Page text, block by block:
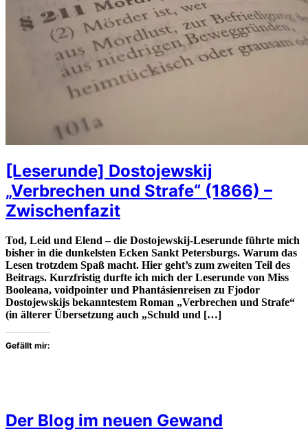
[Leserunde] Dostojewskij
„Verbrechen und Strafe“ (1866) –
Zwischenfazit
Tod, Leid und Elend – die Dostojewskij-Leserunde führte mich
bisher in die dunkelsten Ecken Sankt Petersburgs. Warum das
Lesen trotzdem Spaß macht. Hier geht’s zum zweiten Teil des
Beitrags. Kurzfristig durfte ich mich der Leserunde von Miss
Booleana, voidpointer und Phantásienreisen zu Fjodor
Dostojewskijs bekanntestem Roman „Verbrechen und Strafe“
(in älterer Übersetzung auch „Schuld und […]
Gefällt mir:
Der Blog im neuen Gewand